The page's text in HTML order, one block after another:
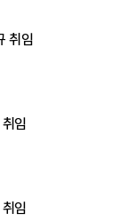
취임
임
임